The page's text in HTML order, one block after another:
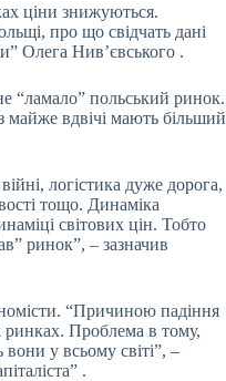
ціни знижуються.
про що свідчать дані
Олега Нив’євського .
“ламало” польський ринок.
майже вдвічі мають більший
логістика дуже дорога,
тощо. Динаміка
світових цін. Тобто
ринок”, – зазначив
“Причиною падіння
ринках. Проблема в тому,
у всьому світі”, –
.